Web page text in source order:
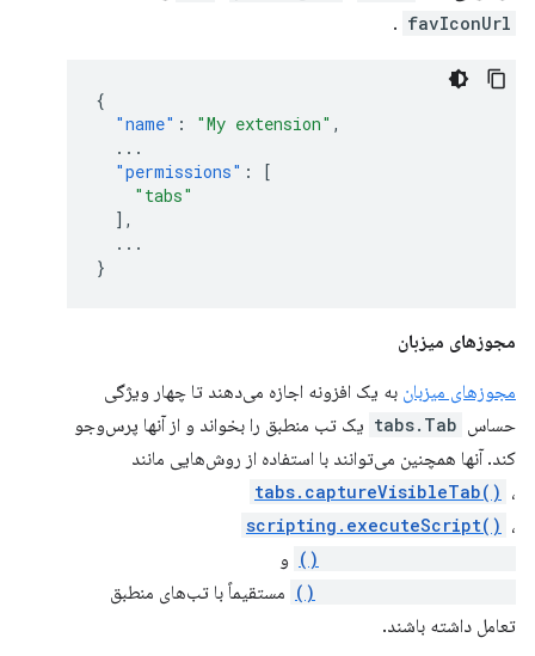
favIconUrl
.
{
"name" : "My extension" ,
...
"permissions" :
[
"tabs"
],
...
}
مجوزهای میزبان
مجوزهای میزبان به یک افزونه اجازه می‌دهند تا چهار ویژگی
حساس tabs.Tab یک تب منطبق را بخواند و از آنها پرس‌وجو
کند. آنها همچنین می‌توانند با استفاده از روش‌هایی مانند
tabs.captureVisibleTab() ،
scripting.executeScript() ،
و
مستقیماً با تب‌های منطبق
تعامل داشته باشند.